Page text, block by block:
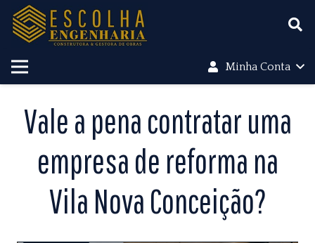
Minha Conta
Vale a pena contratar uma
empresa de reforma na
Vila Nova Conceição?